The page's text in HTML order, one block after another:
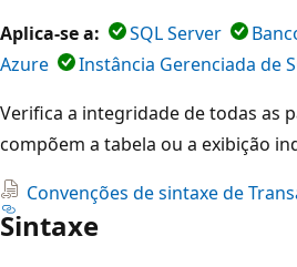
Aplica-se a: SQL Server
Azure
Instância Gerenciada de
Verifica a integridade de todas as
compõem a tabela ou a exibição
Convenções de sintaxe de
Sintaxe